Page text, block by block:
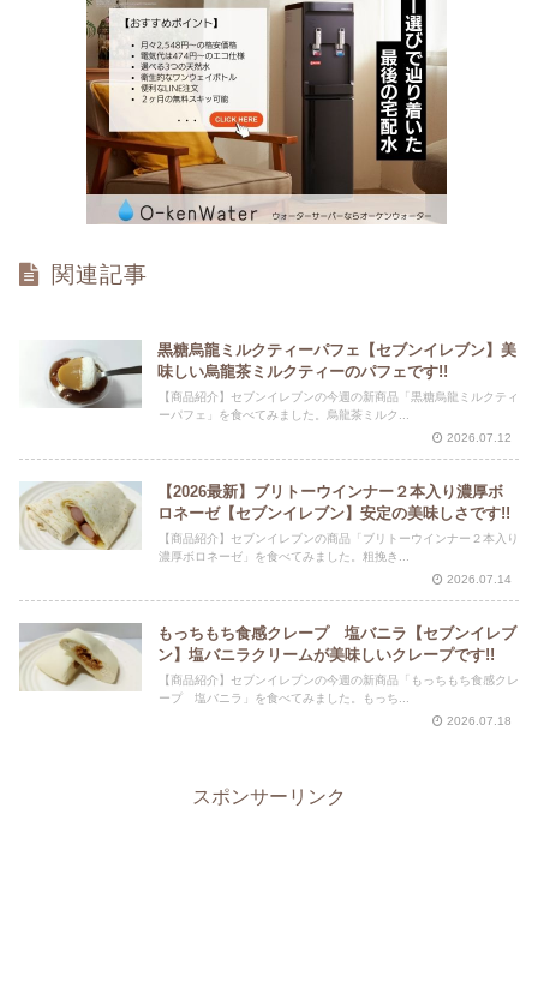
関連記事
黒糖烏龍ミルクティーパフェ【セブンイレブン】美
味しい烏龍茶ミルクティーのパフェです!!
【商品紹介】セブンイレブンの今週の新商品「黒糖烏龍ミルクティ
ーパフェ」を食べてみました。烏龍茶ミルク...
2026.07.12
【2026最新】ブリトーウインナー２本入り濃厚ボ
ロネーゼ【セブンイレブン】安定の美味しさです!!
【商品紹介】セブンイレブンの商品「ブリトーウインナー２本入り
濃厚ボロネーゼ」を食べてみました。粗挽き...
2026.07.14
もっちもち食感クレープ 塩バニラ【セブンイレブ
ン】塩バニラクリームが美味しいクレープです!!
【商品紹介】セブンイレブンの今週の新商品「もっちもち食感クレ
ープ 塩バニラ」を食べてみました。もっち...
2026.07.18
スポンサーリンク